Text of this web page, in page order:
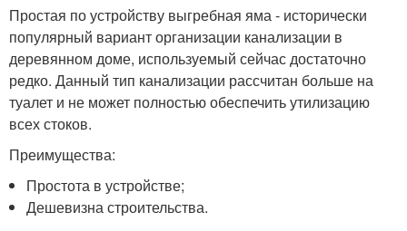
Простая по устройству выгребная яма - исторически
популярный вариант организации канализации в
деревянном доме, используемый сейчас достаточно
редко. Данный тип канализации рассчитан больше на
туалет и не может полностью обеспечить утилизацию
всех стоков.
Преимущества:
Простота в устройстве;
Дешевизна строительства.